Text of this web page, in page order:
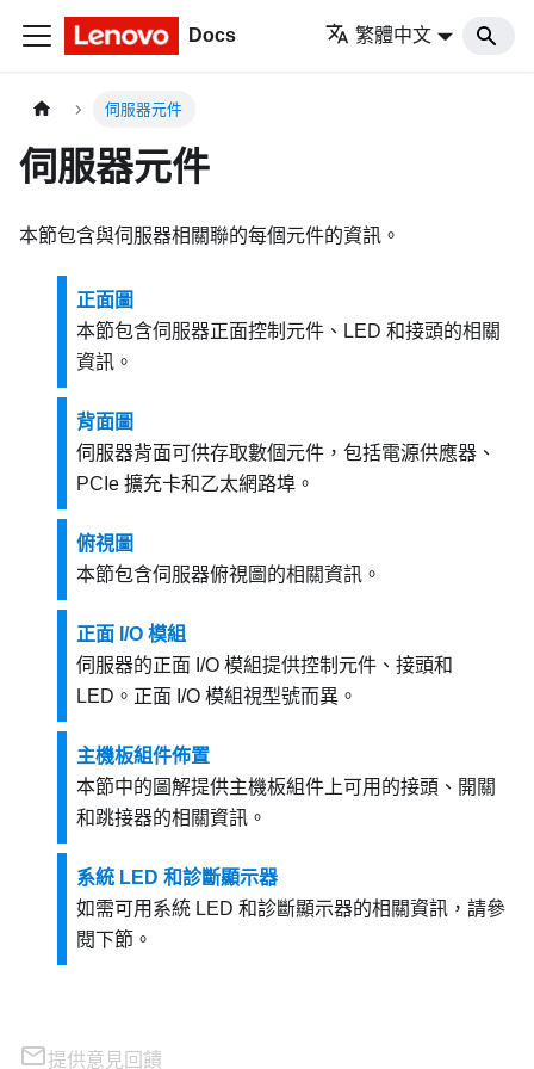
Docs 繁體中文
伺服器元件
伺服器元件
本節包含與伺服器相關聯的每個元件的資訊。
正面圖
本節包含伺服器正面控制元件、LED 和接頭的相關
資訊。
背面圖
伺服器背面可供存取數個元件，包括電源供應器、
PCIe 擴充卡和乙太網路埠。
俯視圖
本節包含伺服器俯視圖的相關資訊。
正面 I/O 模組
伺服器的正面 I/O 模組提供控制元件、接頭和
LED。正面 I/O 模組視型號而異。
主機板組件佈置
本節中的圖解提供主機板組件上可用的接頭、開關
和跳接器的相關資訊。
系統 LED 和診斷顯示器
如需可用系統 LED 和診斷顯示器的相關資訊，請參
閱下節。
提供意見回饋